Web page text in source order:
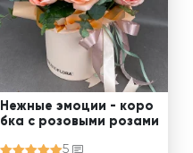
Нежные эмоции - коро
бка с розовыми розами
5